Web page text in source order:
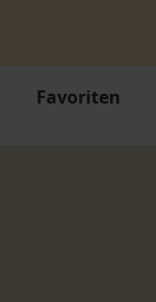
Favoriten